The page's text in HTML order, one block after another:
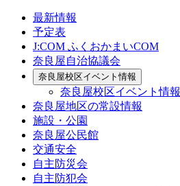
最新情報
予定表
J:COM ふくおかまいCOM
奈良屋自治協議会
奈良屋校区イベント情報
奈良屋校区イベント情報
奈良屋地区の常設情報
施設・公園
奈良屋公民館
交通安全
自主防災会
自主防犯会